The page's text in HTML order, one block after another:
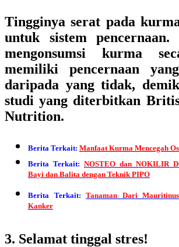
Tingginya serat pada
untuk sistem
mengonsumsi kurma
memiliki pencernaan
daripada yang tidak,
studi yang diterbitkan
Nutrition.
Berita Terkait: Manfaat Kurma Mencegah
Berita Terkait: NOSTEO dan NOKILIR
Bayi dan Balita dengan Teknik PIPO
Berita Terkait: Tanaman Dari
Kanker
3. Selamat tinggal stres!